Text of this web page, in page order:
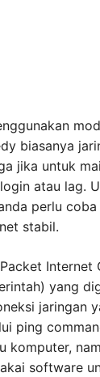
biasanya
jika untuk
atau lag.
perlu coba
stabil.
Internet
yang
jaringan
ping
komputer,
software